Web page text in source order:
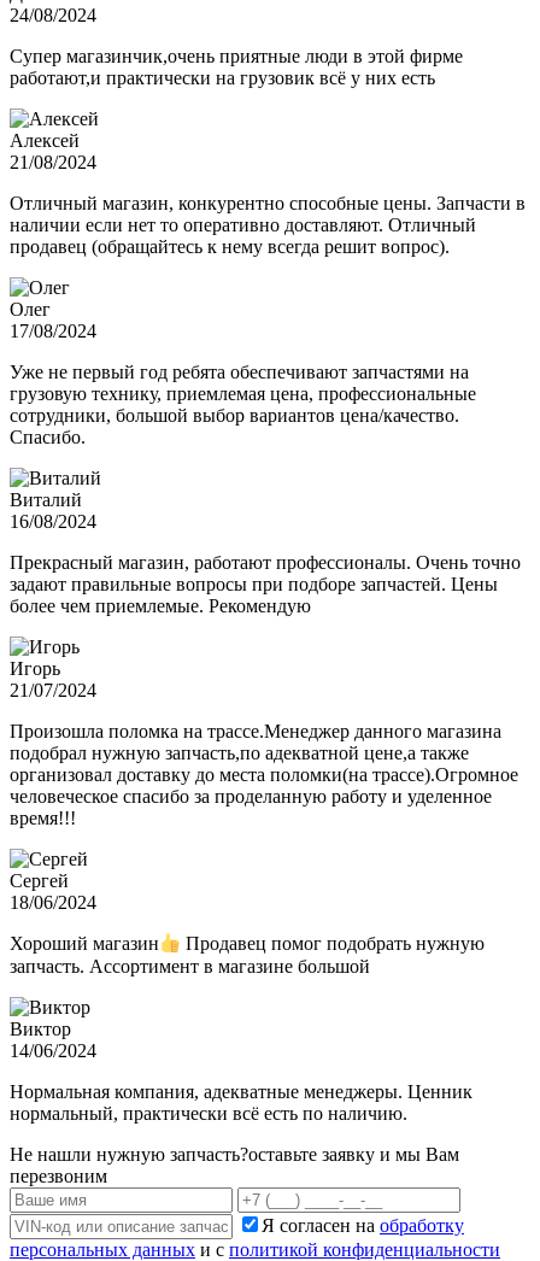
24/08/2024
Супер магазинчик,очень приятные люди в этой фирме
работают,и практически на грузовик всё у них есть
Алексей
21/08/2024
Отличный магазин, конкурентно способные цены. Запчасти в
наличии если нет то оперативно доставляют. Отличный
продавец (обращайтесь к нему всегда решит вопрос).
Олег
17/08/2024
Уже не первый год ребята обеспечивают запчастями на
грузовую технику, приемлемая цена, профессиональные
сотрудники, большой выбор вариантов цена/качество.
Спасибо.
Виталий
16/08/2024
Прекрасный магазин, работают профессионалы. Очень точно
задают правильные вопросы при подборе запчастей. Цены
более чем приемлемые. Рекомендую
Игорь
21/07/2024
Произошла поломка на трассе.Менеджер данного магазина
подобрал нужную запчасть,по адекватной цене,а также
организовал доставку до места поломки(на трассе).Огромное
человеческое спасибо за проделанную работу и уделенное
время!!!
Сергей
18/06/2024
Хороший магазин
Продавец помог подобрать нужную
запчасть. Ассортимент в магазине большой
Виктор
14/06/2024
Нормальная компания, адекватные менеджеры. Ценник
нормальный, практически всё есть по наличию.
Не нашли нужную запчасть?оставьте заявку и мы Вам
перезвоним
Я согласен на обработку
персональных данных и с политикой конфиденциальности